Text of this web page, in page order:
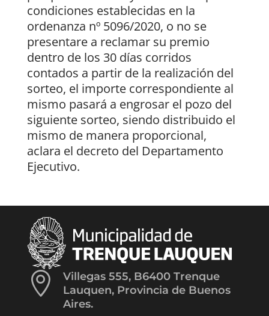
condiciones establecidas en la
ordenanza nº 5096/2020, o no se
presentare a reclamar su premio
dentro de los 30 días corridos
contados a partir de la realización del
sorteo, el importe correspondiente al
mismo pasará a engrosar el pozo del
siguiente sorteo, siendo distribuido el
mismo de manera proporcional,
aclara el decreto del Departamento
Ejecutivo.

Villegas 555, B6400 Trenque
Lauquen, Provincia de Buenos
Aires.